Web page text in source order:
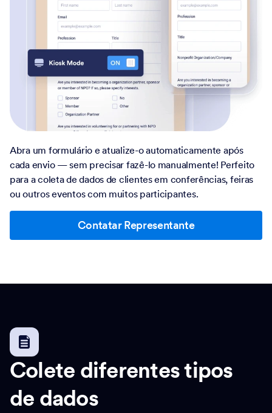
Abra um formulário e atualize-o automaticamente após
cada envio — sem precisar fazê-lo manualmente! Perfeito
para a coleta de dados de clientes em conferências, feiras
ou outros eventos com muitos participantes.
Contatar Representante
Colete diferentes tipos
de dados